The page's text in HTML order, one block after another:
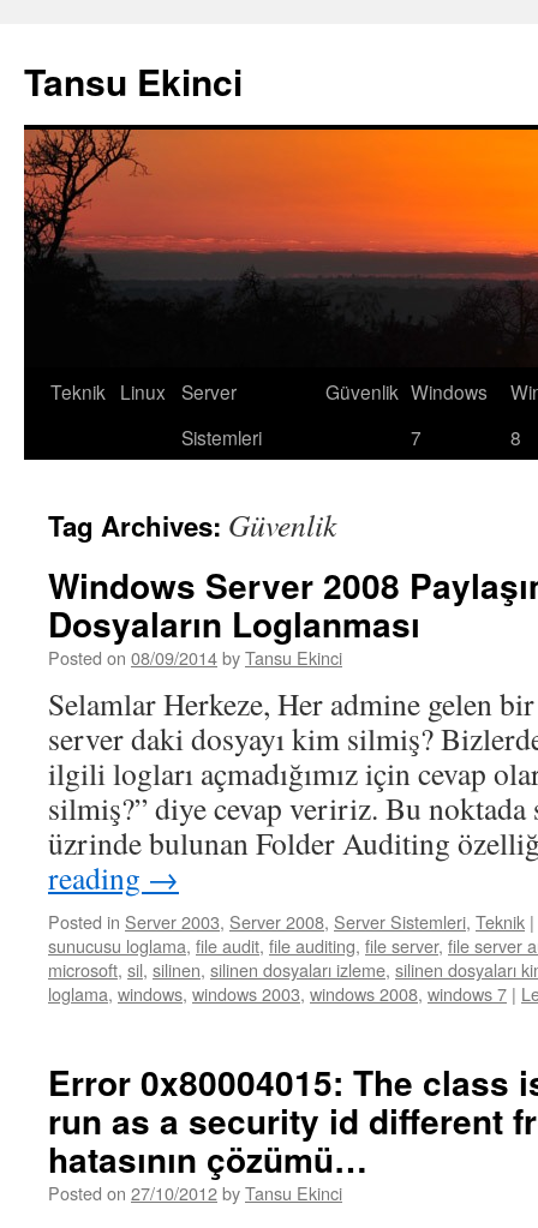
Tansu Ekinci
Skip
Teknik Linux
Server
Sistemleri
Güvenlik Windows
7
8
Tag Archives: Güvenlik
Windows Server 2008
Dosyaların Loglanması
Posted on 08/09/2014byTansu Ekinci
Selamlar Herkeze, Her admine gelen
server daki dosyayı kim silmiş?
ilgili logları açmadığımız için cevap
silmiş?” diye cevap veririz. Bu
üzrinde bulunan Folder Auditing
reading →
Posted in Server 2003, Server 2008, Server Sistemleri, Teknik |
sunucusu loglama, file audit, file auditing, file server, file server
microsoft, sil, silinen, silinen dosyaları izleme, silinen dosyaları
loglama, windows, windows 2003, windows 2008, windows 7 |
Error 0x80004015: The class
run as a security id different
hatasının çözümü…
Posted on 27/10/2012byTansu Ekinci